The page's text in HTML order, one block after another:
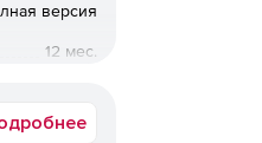
версия
12 мес.